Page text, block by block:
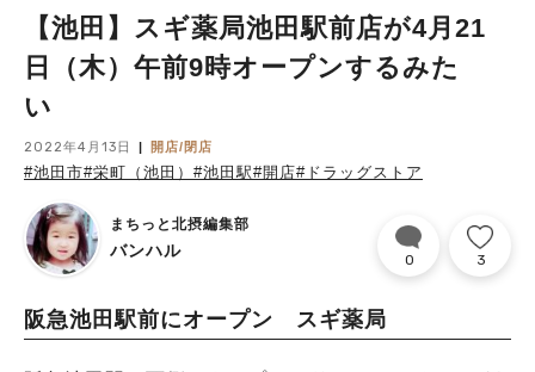
【池田】スギ薬局池田駅前店が4月21
日（木）午前9時オープンするみた
い
2022年4月13日 開店/閉店
#池田市#栄町（池田） #池田駅#開店#ドラッグストア
まちっと北摂編集部
バンハル 0 3
阪急池田駅前にオープン スギ薬局